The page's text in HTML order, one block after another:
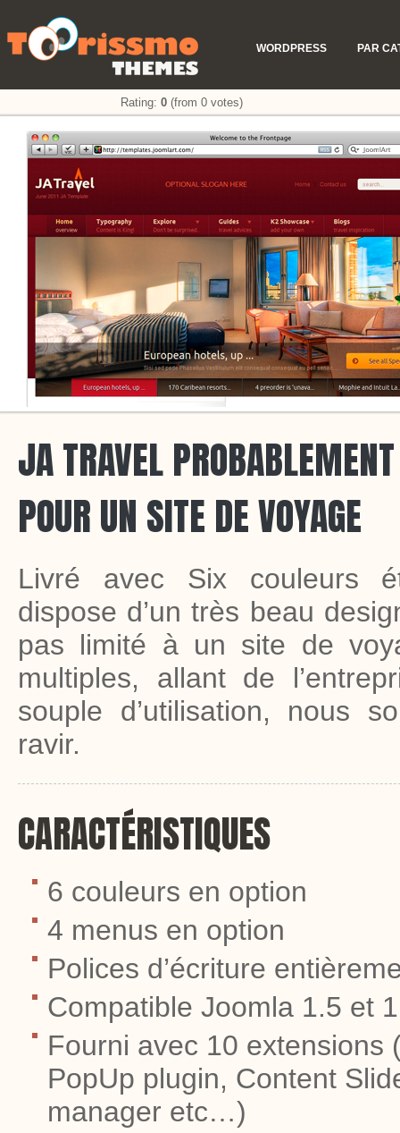
WORDPRESS PAR
JA TRAVEL
POUR UN SITE DE VOYAGE
Livré avec Six couleurs
dispose d’un très beau
pas limité à un site de
multiples, allant de
souple d’utilisation, nous
ravir.
CARACTÉRISTIQUES
6 couleurs en option
4 menus en option
Polices d’écriture
Compatible Joomla 1.5 et
Fourni avec 10 extensions
PopUp plugin, Content
manager etc…)
Rating: 0 (from 0 votes)